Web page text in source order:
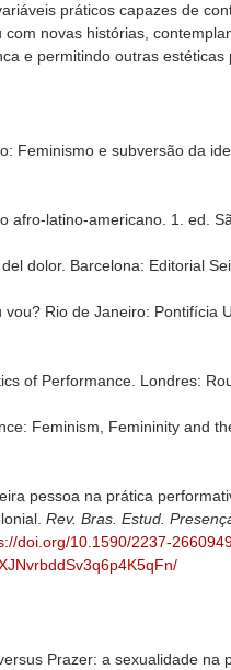
práticos capazes de
novas histórias,
e permitindo outras estéticas
Feminismo e subversão da
afro-latino-americano. 1. ed.
dolor. Barcelona: Editorial
vou? Rio de Janeiro: Pontifícia
of Performance. Londres:
Feminism, Femininity and
pessoa na prática
Rev. Bras. Estud.
doi.org/10.1590/2237-
Prazer: a sexualidade